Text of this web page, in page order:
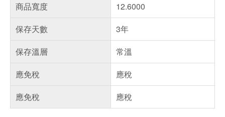
商品寬度
12.6000
保存天數
3年
保存溫層
常溫
應免稅
應稅
應免稅
應稅